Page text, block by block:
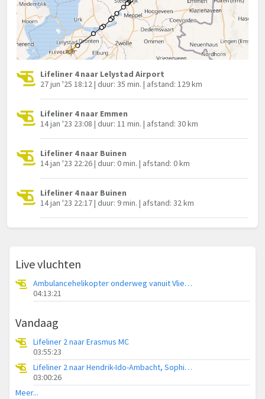
Lifeliner 4 naar Lelystad Airport
27 jun '25 18:12 | duur: 35 min. | afstand: 129 km
Lifeliner 4 naar Emmen
14 jan '23 23:08 | duur: 11 min. | afstand: 30 km
Lifeliner 4 naar Buinen
14 jan '23 22:26 | duur: 0 min. | afstand: 0 km
Lifeliner 4 naar Buinen
14 jan '23 22:17 | duur: 9 min. | afstand: 32 km
Live vluchten
Ambulancehelikopter onderweg vanuit Vliegbasis Leeuwarden
04:13:21
Vandaag
Lifeliner 2 naar Erasmus MC
03:55:23
Lifeliner 2 naar Hendrik-Ido-Ambacht, Sophiapark-West
03:00:26
Meer...